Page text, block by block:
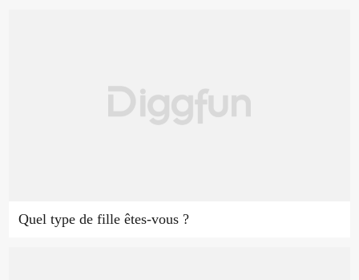
Quel type de fille êtes-vous ?